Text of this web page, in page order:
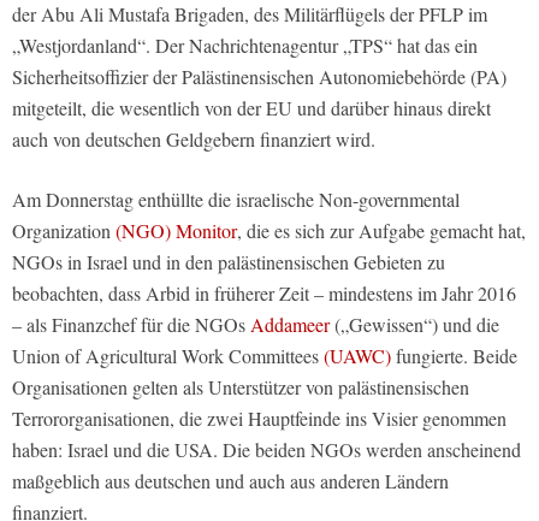
der Abu Ali Mustafa Brigaden, des Militärflügels der PFLP im
„Westjordanland“. Der Nachrichtenagentur „TPS“ hat das ein
Sicherheitsoffizier der Palästinensischen Autonomiebehörde (PA)
mitgeteilt, die wesentlich von der EU und darüber hinaus direkt
auch von deutschen Geldgebern finanziert wird.
Am Donnerstag enthüllte die israelische Non-governmental
Organization(NGO) Monitor, die es sich zur Aufgabe gemacht hat,
NGOs in Israel und in den palästinensischen Gebieten zu
beobachten, dass Arbid in früherer Zeit – mindestens im Jahr 2016
– als Finanzchef für die NGOsAddameer(„Gewissen“) und die
Union of Agricultural Work Committees(UAWC)fungierte. Beide
Organisationen gelten als Unterstützer von palästinensischen
Terrororganisationen, die zwei Hauptfeinde ins Visier genommen
haben: Israel und die USA. Die beiden NGOs werden anscheinend
maßgeblich aus deutschen und auch aus anderen Ländern
finanziert.